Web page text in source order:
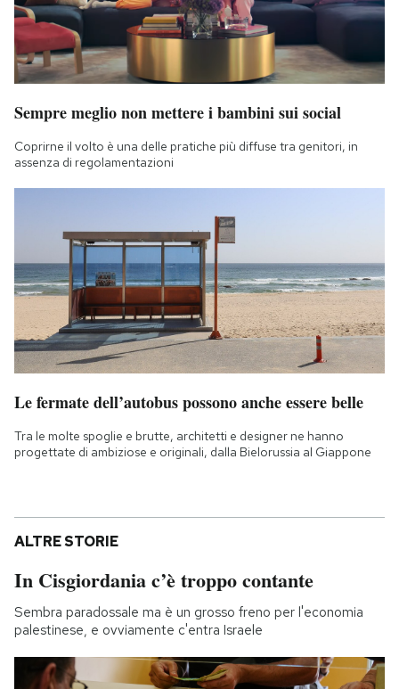
Sempre meglio non mettere i bambini sui social
Coprirne il volto è una delle pratiche più diffuse tra genitori, in
assenza di regolamentazioni
Le fermate dell’autobus possono anche essere belle
Tra le molte spoglie e brutte, architetti e designer ne hanno
progettate di ambiziose e originali, dalla Bielorussia al Giappone
ALTRE STORIE
In Cisgiordania c’è troppo contante
Sembra paradossale ma è un grosso freno per l'economia
palestinese, e ovviamente c'entra Israele